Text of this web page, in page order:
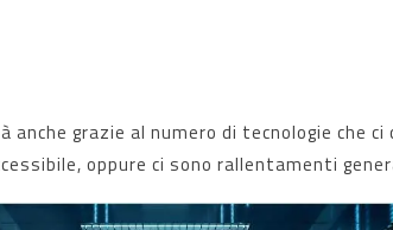
grazie al numero di tecnologie che ci
oppure ci sono rallentamenti